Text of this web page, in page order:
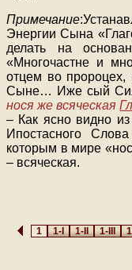
Примечание
Энергии Сына
делать на
«Многочастне и
отцем во пророцех,
Сыне… Иже сый
нося же всяческая
– Как ясно видно
Ипостасного
которым в мире
– всяческая.
1 1-I1-II1-III